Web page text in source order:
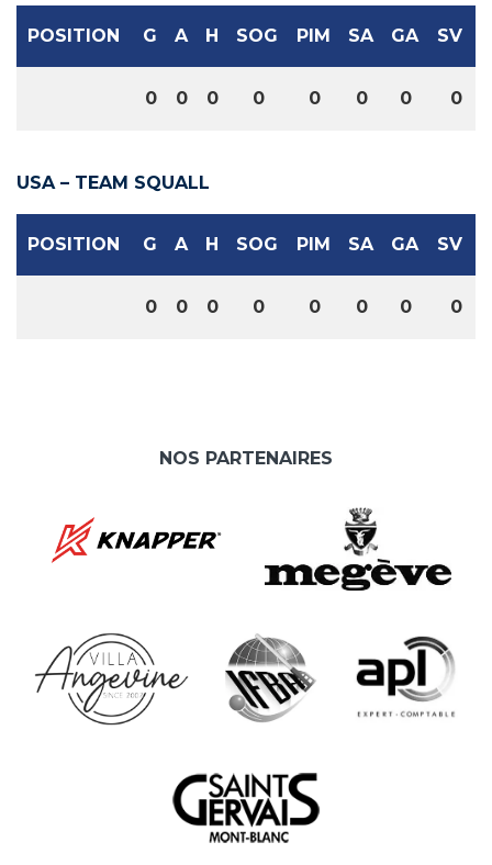
POSITION G A H SOG PIM SA GA SV
0 0 0 0 0 0 0 0
USA – TEAM SQUALL
POSITION G A H SOG PIM SA GA SV
0 0 0 0 0 0 0 0
NOS PARTENAIRES